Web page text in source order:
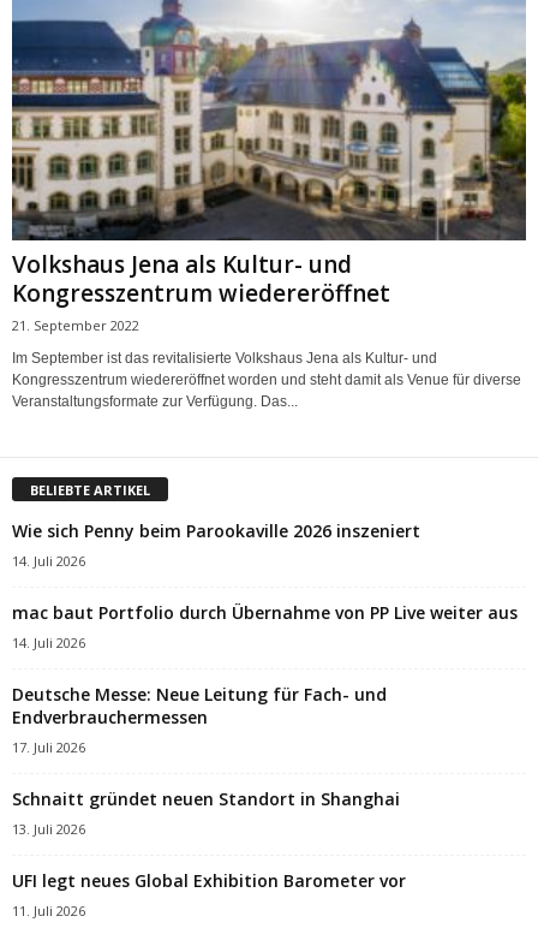
Volkshaus Jena als Kultur- und
Kongresszentrum wiedereröffnet
21. September 2022
Im September ist das revitalisierte Volkshaus Jena als Kultur- und
Kongresszentrum wiedereröffnet worden und steht damit als Venue für diverse
Veranstaltungsformate zur Verfügung. Das...
BELIEBTE ARTIKEL
Wie sich Penny beim Parookaville 2026 inszeniert
14. Juli 2026
mac baut Portfolio durch Übernahme von PP Live weiter aus
14. Juli 2026
Deutsche Messe: Neue Leitung für Fach- und
Endverbrauchermessen
17. Juli 2026
Schnaitt gründet neuen Standort in Shanghai
13. Juli 2026
UFI legt neues Global Exhibition Barometer vor
11. Juli 2026